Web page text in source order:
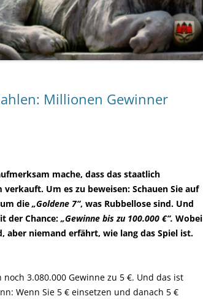
Millionen Gewinner
mache, dass das staatlich
Um es zu beweisen: Schauen Sie auf
die „Goldene 7“, was Rubbellose sind. Und
der Chance: „Gewinne bis zu 100.000 €“. Wobei
aber niemand erfährt, wie lang das Spiel ist.
noch 3.080.000 Gewinne zu 5 €. Und das ist
Wenn Sie 5 € einsetzen und danach 5 €